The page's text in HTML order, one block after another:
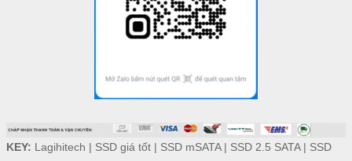
KEY: Lagihitech | SSD giá tốt| SSD mSATA| SSD 2.5 SATA| SSD